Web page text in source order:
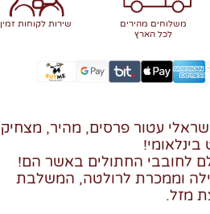
משלוחים מהירים
לכל הארץ
שירות לקוחות זמין
עטור פרסים, מהיר, מצחיק
בינלאומי!
לחובבי החתולים באשר הם!
וממכרת לרולטה, המשלבת
מזל.